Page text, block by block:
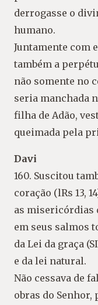
derrogasse o
humano.
Juntamente com
também a
não somente no
seria manchada
filha de Adão,
queimada pela
Davi
160. Suscitou
coração (lRs 13,
as misericórdias
em seus salmos
da Lei da graça
e da lei natural.
Não cessava de
obras do